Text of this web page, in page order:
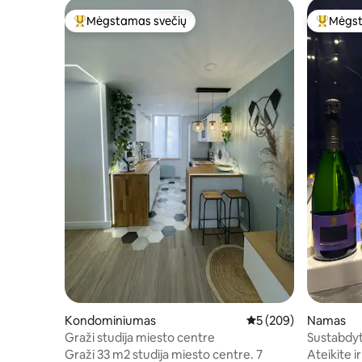
Svečių mėgstamiausias
Mėgstamas svečių
Kondominiumas Vidutinis
5 (209)
Graži studija miesto centre
Graži 33 m2 studija miesto centre. 7
Svečių
Namas
kambarys
Ateikite